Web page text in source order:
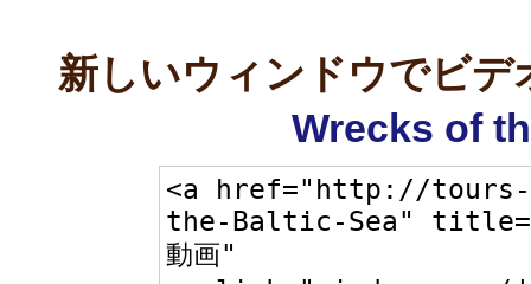
新しいウィンドウでビ
Wrecks of